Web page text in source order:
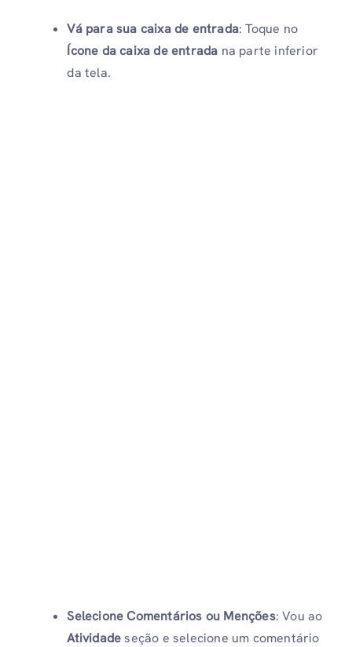
Vá para sua caixa de entrada: Toque no
Ícone da caixa de entrada na parte inferior
da tela.
Selecione Comentários ou Menções: Vou ao
Atividadeseção e selecione um comentário